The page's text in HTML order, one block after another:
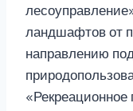
ландшафтов от
направлению
«Рекреационное